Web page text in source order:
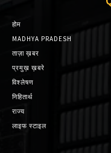
होम
MADHYA PRADESH
ताज़ा ख़बर
प्रमुख़ ख़बरे
विश्लेषण
निहितार्थ
राज्य
लाइफ स्टाइल